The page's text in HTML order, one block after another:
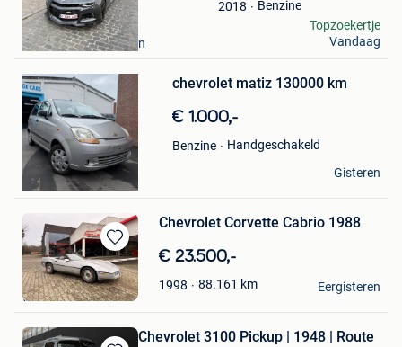
2018
Benzine
Soris Babacu
Molenbeek-Saint-Jean
Topzoekertje
Vandaag
Bewaren
Mijn
Favorieten
chevrolet matiz 130000 km
€ 1.000,-
Benzine
Handgeschakeld
Franckx Peggy
Leuven
Gisteren
Bewaren
in
Mijn
Favorieten
Chevrolet Corvette Cabrio 1988
€ 23.500,-
1998 88.161 km
California Import
Westerlo
Eergisteren
Chevrolet 3100 Pickup | 1948 | Route